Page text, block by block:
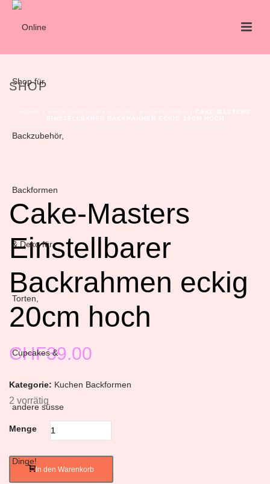
SHOP
Cake-Masters
Einstellbarer
Backrahmen eckig
20cm hoch
CHF39.00
Kategorie: Kuchen Backformen
2 vorrätig
Menge
In den Warenkorb